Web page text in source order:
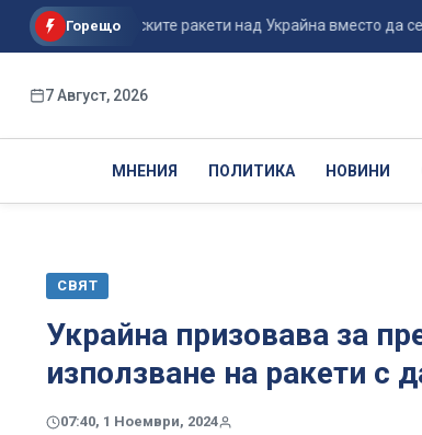
Горещо
на руските ракети над Украйна вместо да се взрив...
7 Август, 2026
МНЕНИЯ ПОЛИТИКА НОВИНИ
СВЯТ
Украйна призовава за
използване на ракети с
07:40, 1 Ноември, 2024